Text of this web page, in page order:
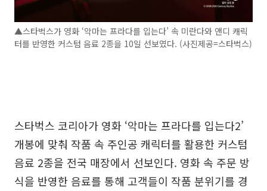
▲스타벅스가 영화 ‘악마는 프라다를 입는다’ 속 미란다와 앤디 캐릭
터를 반영한 커스텀 음료 2종을 10일 선보였다. (사진제공=스타벅스)
스타벅스 코리아가 영화 ‘악마는 프라다를 입는다2’
개봉에 맞춰 작품 속 주인공 캐릭터를 활용한 커스텀
음료 2종을 전국 매장에서 선보인다. 영화 속 주문 방
식을 반영한 음료를 통해 고객들이 작품 분위기를 경